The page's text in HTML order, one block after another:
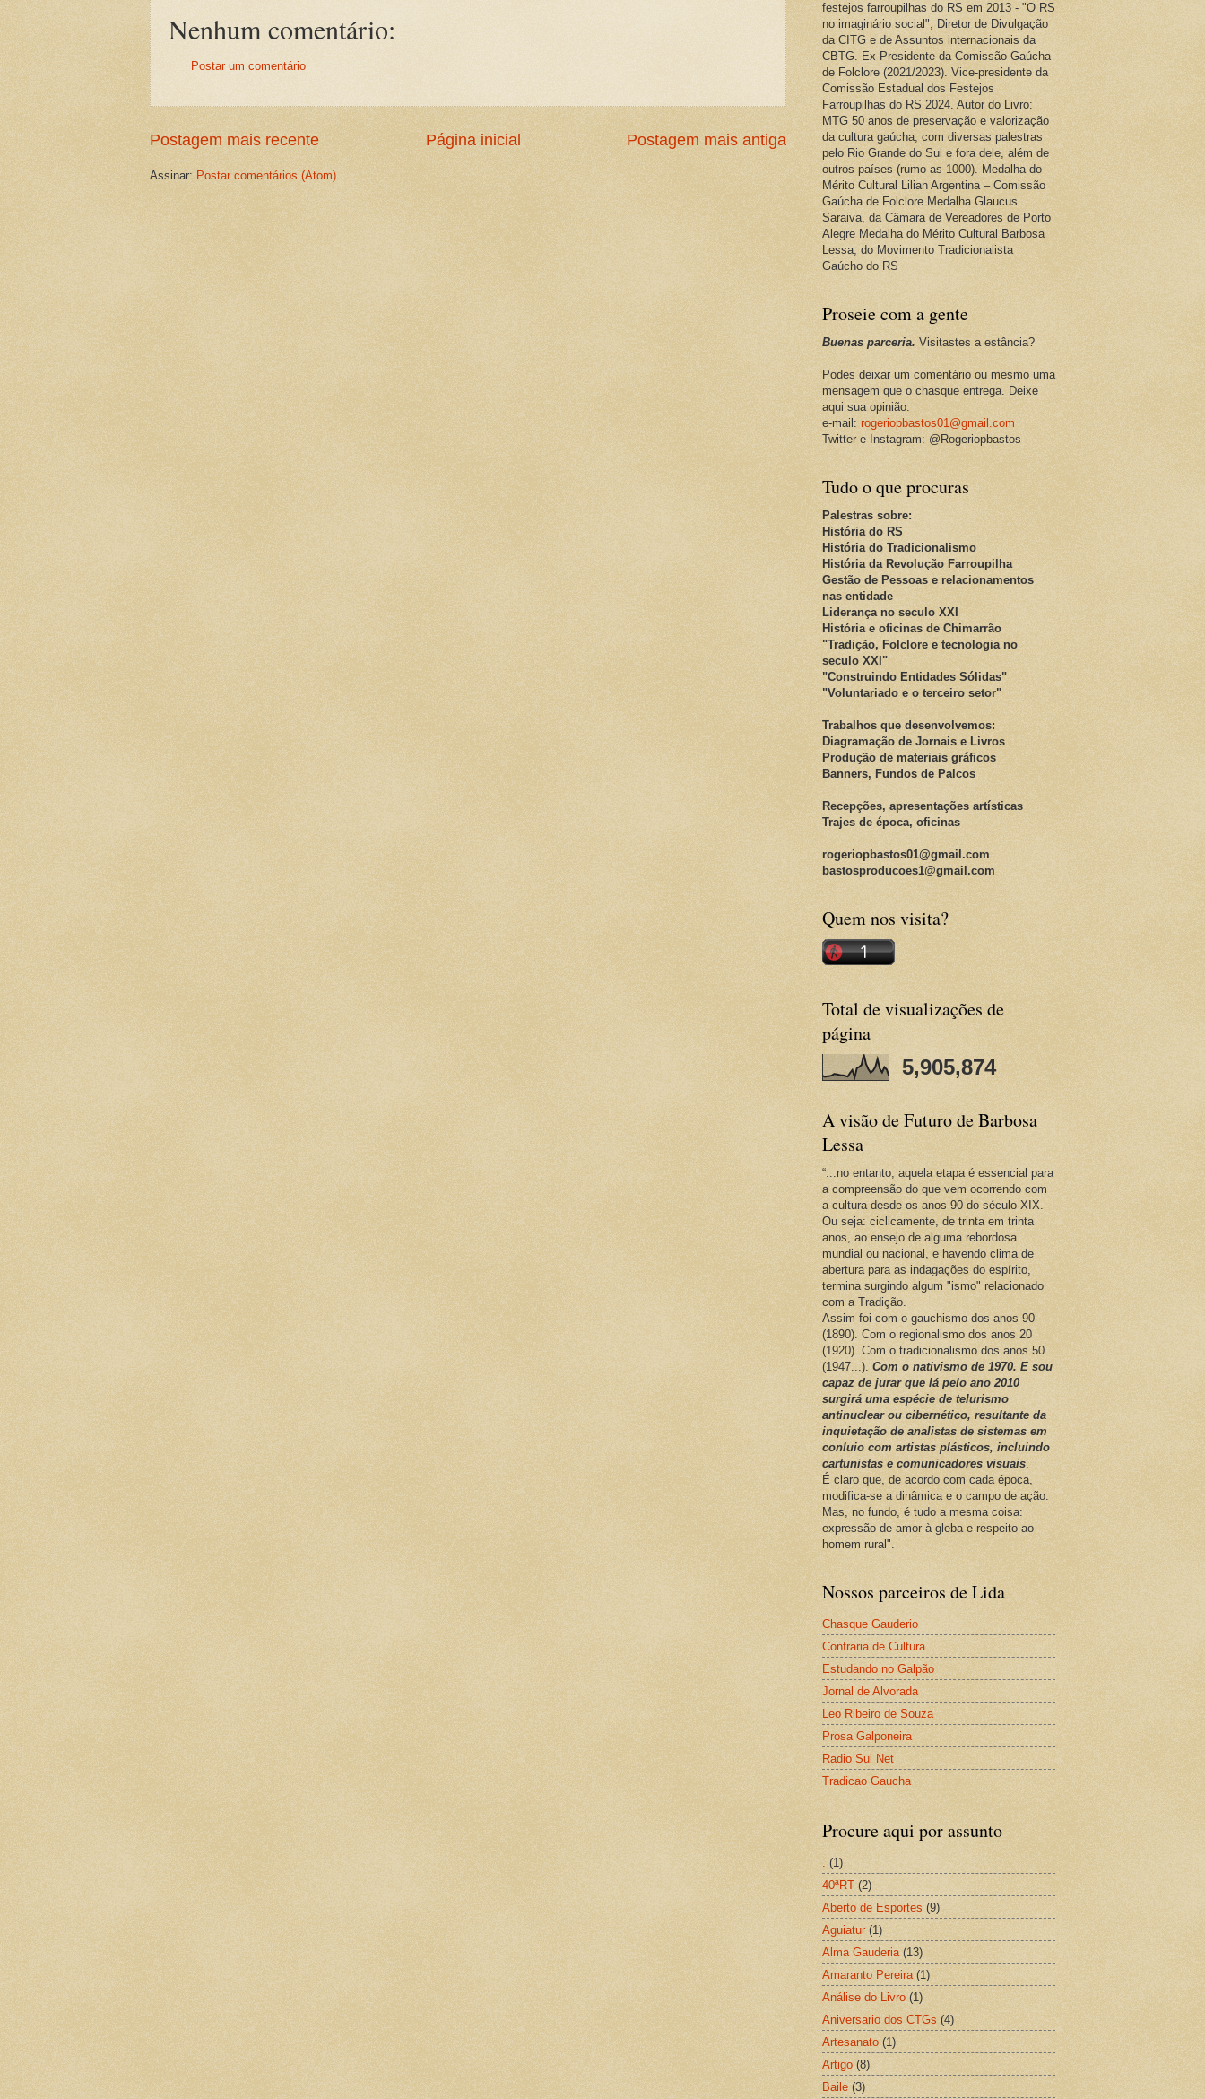
Nenhum comentário:
Postar um comentário
Postagem mais recente Postagem mais antiga
Página inicial
Assinar: Postar comentários (Atom)
festejos farroupilhas do RS em 2013 - "O RS
no imaginário social", Diretor de Divulgação
da CITG e de Assuntos internacionais da
CBTG. Ex-Presidente da Comissão Gaúcha
de Folclore (2021/2023). Vice-presidente da
Comissão Estadual dos Festejos
Farroupilhas do RS 2024. Autor do Livro:
MTG 50 anos de preservação e valorização
da cultura gaúcha, com diversas palestras
pelo Rio Grande do Sul e fora dele, além de
outros países (rumo as 1000). Medalha do
Mérito Cultural Lilian Argentina – Comissão
Gaúcha de Folclore Medalha Glaucus
Saraiva, da Câmara de Vereadores de Porto
Alegre Medalha do Mérito Cultural Barbosa
Lessa, do Movimento Tradicionalista
Gaúcho do RS
Proseie com a gente
Buenas parceria. Visitastes a estância?
Podes deixar um comentário ou mesmo uma
mensagem que o chasque entrega. Deixe
aqui sua opinião:
e-mail: rogeriopbastos01@gmail.com
Twitter e Instagram: @Rogeriopbastos
Tudo o que procuras
Palestras sobre:
História do RS
História do Tradicionalismo
História da Revolução Farroupilha
Gestão de Pessoas e relacionamentos
nas entidade
Liderança no seculo XXI
História e oficinas de Chimarrão
"Tradição, Folclore e tecnologia no
seculo XXI"
"Construindo Entidades Sólidas"
"Voluntariado e o terceiro setor"
Trabalhos que desenvolvemos:
Diagramação de Jornais e Livros
Produção de materiais gráficos
Banners, Fundos de Palcos
Recepções, apresentações artísticas
Trajes de época, oficinas
rogeriopbastos01@gmail.com
bastosproducoes1@gmail.com
Quem nos visita?
Total de visualizações de
página
5,905,874
A visão de Futuro de Barbosa
Lessa
“...no entanto, aquela etapa é essencial para
a compreensão do que vem ocorrendo com
a cultura desde os anos 90 do século XIX.
Ou seja: ciclicamente, de trinta em trinta
anos, ao ensejo de alguma rebordosa
mundial ou nacional, e havendo clima de
abertura para as indagações do espírito,
termina surgindo algum "ismo" relacionado
com a Tradição.
Assim foi com o gauchismo dos anos 90
(1890). Com o regionalismo dos anos 20
(1920). Com o tradicionalismo dos anos 50
(1947...). Com o nativismo de 1970. E sou
capaz de jurar que lá pelo ano 2010
surgirá uma espécie de telurismo
antinuclear ou cibernético, resultante da
inquietação de analistas de sistemas em
conluio com artistas plásticos, incluindo
cartunistas e comunicadores visuais.
É claro que, de acordo com cada época,
modifica-se a dinâmica e o campo de ação.
Mas, no fundo, é tudo a mesma coisa:
expressão de amor à gleba e respeito ao
homem rural".
Nossos parceiros de Lida
Chasque Gauderio
Confraria de Cultura
Estudando no Galpão
Jornal de Alvorada
Leo Ribeiro de Souza
Prosa Galponeira
Radio Sul Net
Tradicao Gaucha
Procure aqui por assunto
(1)
40ªRT (2)
Aberto de Esportes (9)
Aguiatur (1)
Alma Gauderia (13)
Amaranto Pereira (1)
Análise do Livro (1)
Aniversario dos CTGs (4)
Artesanato (1)
Artigo (8)
Baile (3)